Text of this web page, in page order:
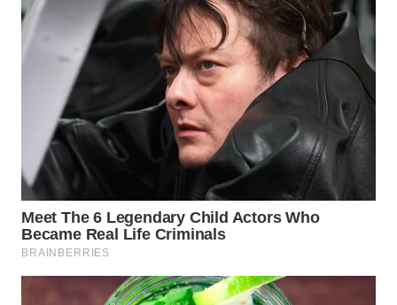
CIANJUR
WN
KEPULAUAN
SERIBU
WN
TANGERANG
WN
BINJAI